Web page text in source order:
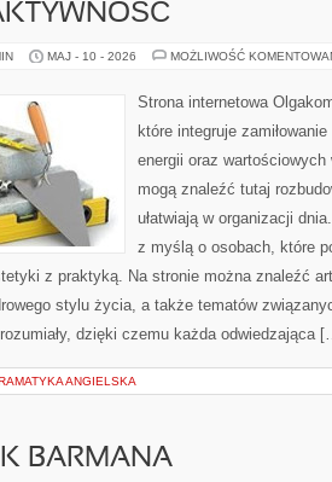
MAJ - 10 - 2026 MOŻLIWOŚĆ
Strona internetowa
które integruje
energii oraz
mogą znaleźć tutaj
ułatwiają w organizacji
z myślą o osobach, które
z praktyką. Na stronie można znaleźć
stylu życia, a także tematów
dzięki czemu każda odwiedzająca
ANGIELSKA
BARMANA